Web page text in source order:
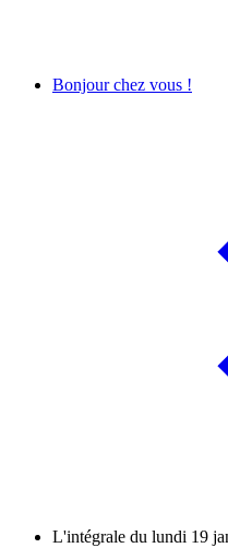
Bonjour chez vous !
L'intégrale du lundi 19